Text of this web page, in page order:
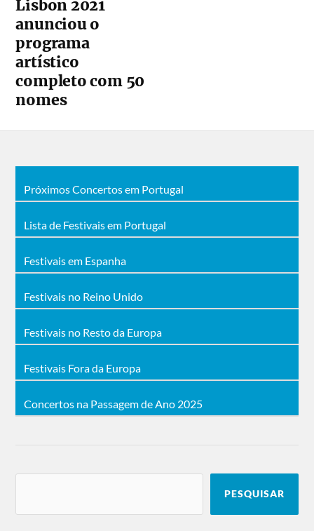
Lisbon 2021
anunciou o
programa
artístico
completo com 50
nomes
Próximos Concertos em Portugal
Lista de Festivais em Portugal
Festivais em Espanha
Festivais no Reino Unido
Festivais no Resto da Europa
Festivais Fora da Europa
Concertos na Passagem de Ano 2025
PESQUISAR